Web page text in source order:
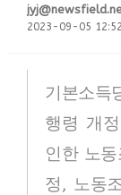
2023-09-05
기본소득
행령 개
인한 노
정, 노동